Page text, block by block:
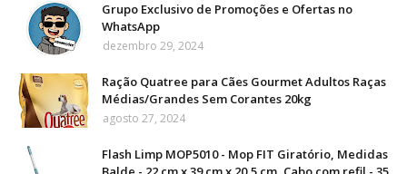
Grupo Exclusivo de Promoções e Ofertas no
WhatsApp
dezembro 29, 2024
Ração Quatree para Cães Gourmet Adultos Raças
Médias/Grandes Sem Corantes 20kg
agosto 27, 2024
Flash Limp MOP5010 - Mop FIT Giratório, Medidas